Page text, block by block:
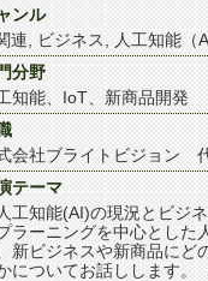
ンル
連
ビジネス 人工知能（
分野
知能、IoT、新商品開発
会社ブライトビジョン
テーマ
工知能(AI)の現況とビ
ラーニングを中心とした
新ビジネスや新商品にど
についてお話しします。